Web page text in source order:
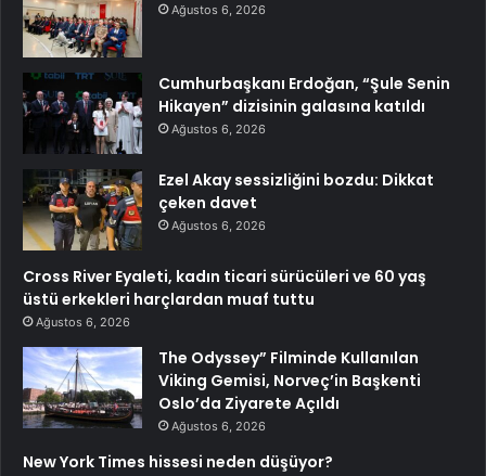
Ağustos 6, 2026
Cumhurbaşkanı Erdoğan, “Şule Senin
Hikayen” dizisinin galasına katıldı
Ağustos 6, 2026
Ezel Akay sessizliğini bozdu: Dikkat
çeken davet
Ağustos 6, 2026
Cross River Eyaleti, kadın ticari sürücüleri ve 60 yaş
üstü erkekleri harçlardan muaf tuttu
Ağustos 6, 2026
The Odyssey” Filminde Kullanılan
Viking Gemisi, Norveç’in Başkenti
Oslo’da Ziyarete Açıldı
Ağustos 6, 2026
New York Times hissesi neden düşüyor?